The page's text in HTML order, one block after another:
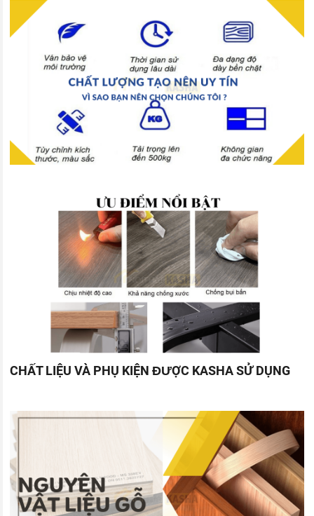
CHẤT LIỆU VÀ PHỤ KIỆN ĐƯỢC KASHA SỬ DỤNG